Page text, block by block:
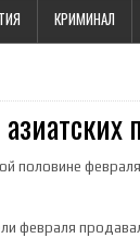
КРИМИНАЛ
половине
февраля